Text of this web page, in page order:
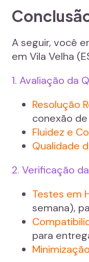
A seguir, você
em Vila Velha
1. Avaliação da
Resolução
conexão
Fluidez e
Qualidade
2. Verificação
Testes em
semana),
para